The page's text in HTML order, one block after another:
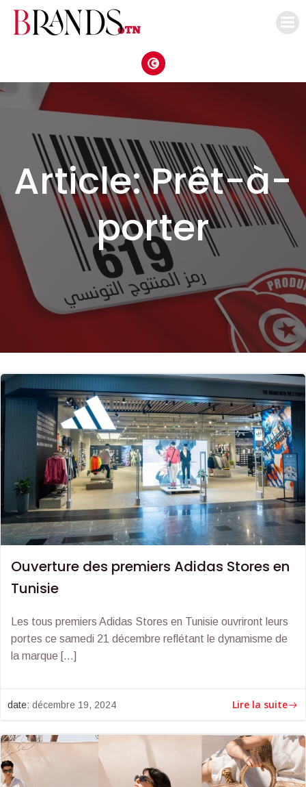
Article: Prêt-à-
porter
Ouverture des premiers Adidas Stores en
Tunisie
Les tous premiers Adidas Stores en Tunisie ouvriront leurs
portes ce samedi 21 décembre reflétant le dynamisme de
la marque […]
date: décembre 19, 2024 Lire la suite